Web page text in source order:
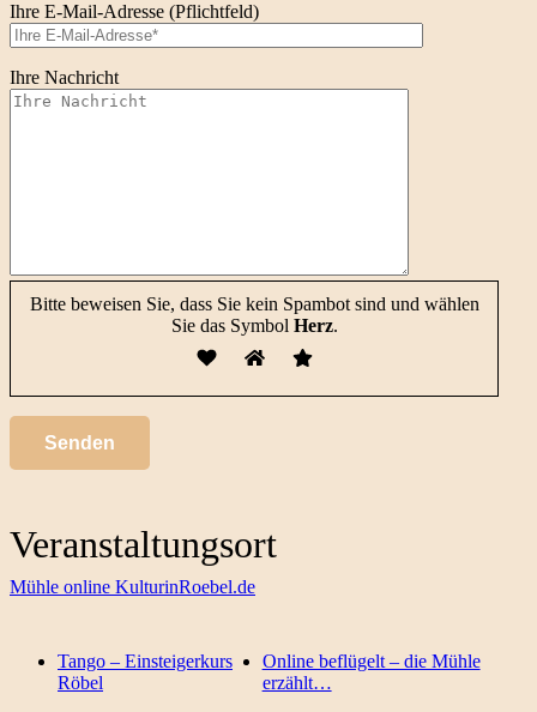
Veranstaltungsort
Mühle online KulturinRoebel.de
Ihre E-Mail-Adresse (Pflichtfeld)
Ihre Nachricht
Bitte beweisen Sie, dass Sie kein Spambot sind und wählen
Sie das SymbolHerz.
Tango – Einsteigerkurs
Röbel
Online beflügelt – die Mühle
erzählt…